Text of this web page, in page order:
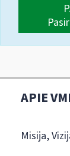
APIE
Misija,